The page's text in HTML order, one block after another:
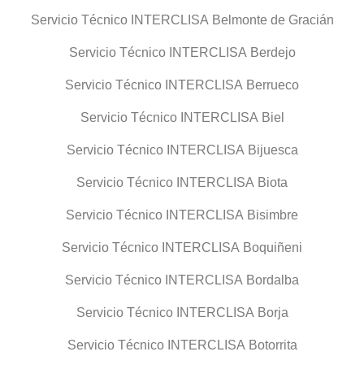
Servicio Técnico INTERCLISA Belmonte de Gracián
Servicio Técnico INTERCLISA Berdejo
Servicio Técnico INTERCLISA Berrueco
Servicio Técnico INTERCLISA Biel
Servicio Técnico INTERCLISA Bijuesca
Servicio Técnico INTERCLISA Biota
Servicio Técnico INTERCLISA Bisimbre
Servicio Técnico INTERCLISA Boquiñeni
Servicio Técnico INTERCLISA Bordalba
Servicio Técnico INTERCLISA Borja
Servicio Técnico INTERCLISA Botorrita